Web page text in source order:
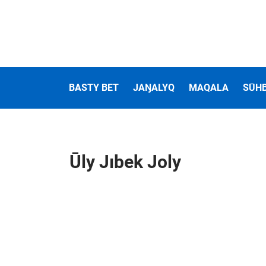
BASTY BET JAŊALYQ MAQALA
Ūly Jıbek Joly